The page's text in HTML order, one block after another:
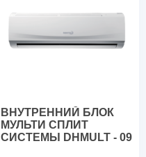
ВНУТРЕННИЙ БЛОК
МУЛЬТИ СПЛИТ
СИСТЕМЫ DHMULT - 09